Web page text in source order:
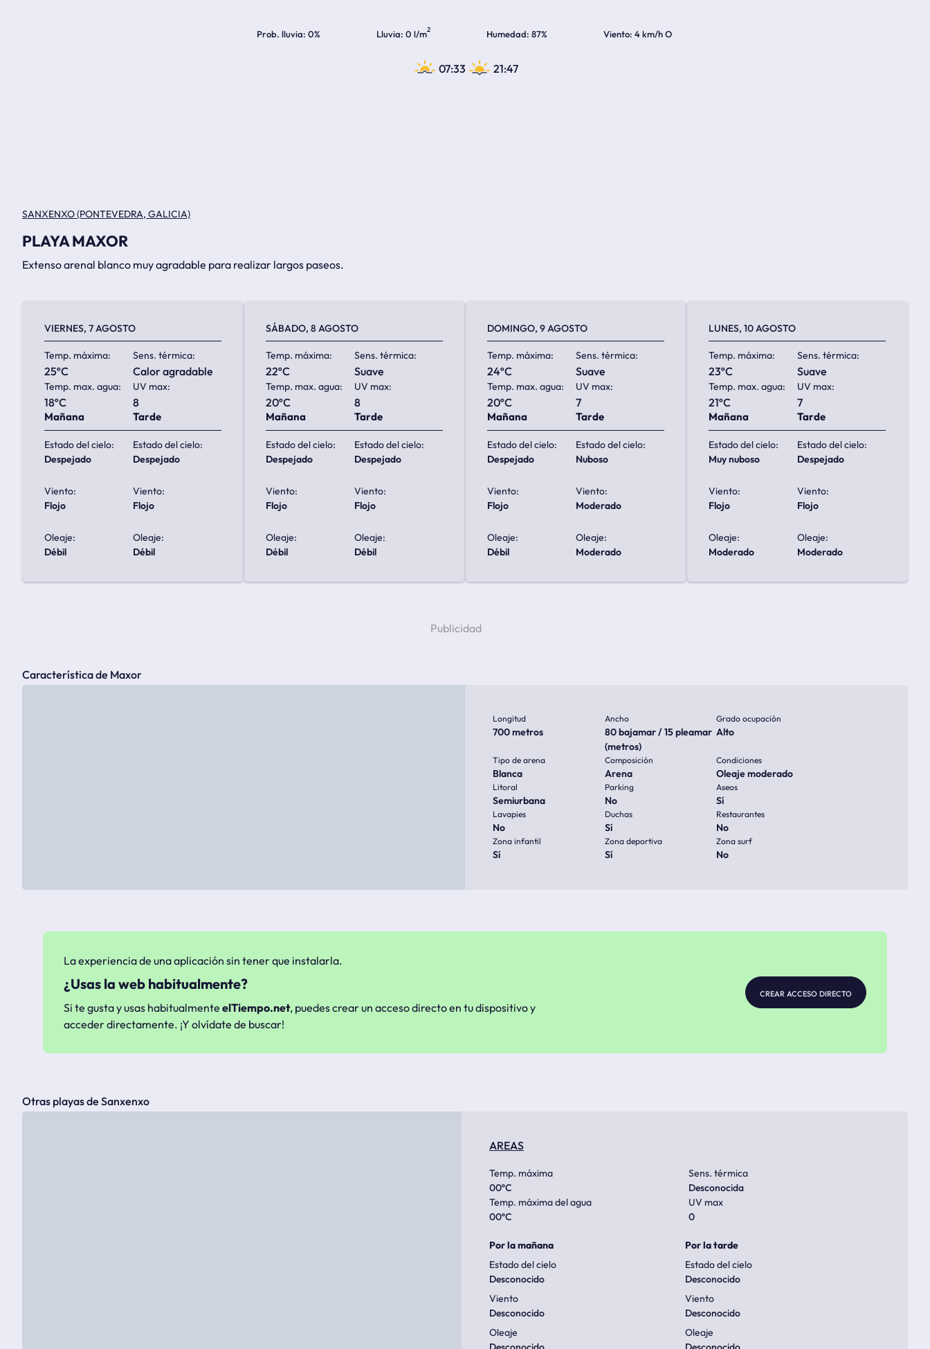
Prob. lluvia 0% Lluvia 0 l/m2 Humedad 87% Viento 4 km/h O
07:33 21:47
SANXENXO (PONTEVEDRA, GALICIA)
PLAYA MAXOR
Extenso arenal blanco muy agradable para realizar largos paseos.
VIERNES, 7 AGOSTO
Temp. máxima:
25ºC
Sens. térmica:
calor agradable
Temp. max. agua:
18ºC
UV max:
8
Mañana
Estado del cielo:
despejado
Viento:
flojo
Oleaje:
débil
Tarde
Estado del cielo:
despejado
Viento:
flojo
Oleaje:
débil
SÁBADO, 8 AGOSTO
Temp. máxima:
22ºC
Sens. térmica:
suave
Temp. max. agua:
20ºC
UV max:
8
Mañana
Estado del cielo:
despejado
Viento:
flojo
Oleaje:
débil
Tarde
Estado del cielo:
despejado
Viento:
flojo
Oleaje:
débil
DOMINGO, 9 AGOSTO
Temp. máxima:
24ºC
Sens. térmica:
suave
Temp. max. agua:
20ºC
UV max:
7
Mañana
Estado del cielo:
despejado
Viento:
flojo
Oleaje:
débil
Tarde
Estado del cielo:
nuboso
Viento:
moderado
Oleaje:
moderado
LUNES, 10 AGOSTO
Temp. máxima:
23ºC
Sens. térmica:
suave
Temp. max. agua:
21ºC
UV max:
7
Mañana
Estado del cielo:
muy nuboso
Viento:
flojo
Oleaje:
moderado
Tarde
Estado del cielo:
despejado
Viento:
flojo
Oleaje:
moderado
Característica de Maxor
Longitud
700 metros
Ancho
80 bajamar / 15 pleamar
(metros)
Grado ocupación
Alto
Tipo de arena
Blanca
Composición
Arena
Condiciones
Oleaje moderado
Litoral
Semiurbana
Parking
No
Aseos
Sí
Lavapies
No
Duchas
Sí
Restaurantes
No
Zona infantil
Sí
Zona deportiva
Sí
Zona surf
No
La experiencia de una aplicación sin tener que instalarla.
¿Usas la web habitualmente?
Si te gusta y usas habitualmente elTiempo.net, puedes crear un acceso directo en tu dispositivo y
acceder directamente. ¡Y olvídate de buscar!
crear acceso directo
Otras playas de Sanxenxo
AREAS
Temp. máxima
00ºC
Sens. térmica
Desconocida
Temp. máxima del agua
00ºC
UV max
0
Por la mañana
Estado del cielo
Desconocido
Viento
Desconocido
Oleaje
Por la tarde
Estado del cielo
Desconocido
Viento
Desconocido
Oleaje